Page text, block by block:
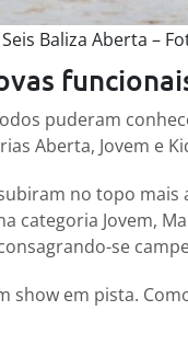
Baliza Aberta –
puderam
Aberta, Jovem e
subiram no topo
categoria Jovem,
se
show em pista.